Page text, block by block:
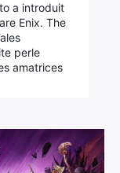
a introduit
Enix. The
perle
amatrices